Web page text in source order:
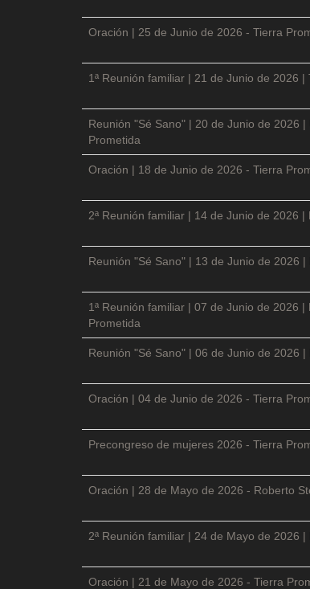
Oración | 25 de Junio de 2026 - Tierra
1ª Reunión familiar | 21 de Junio de 2026
Reunión "Sé Sano" | 20 de Junio de 2026
Prometida
Oración | 18 de Junio de 2026 - Tierra
2ª Reunión familiar | 14 de Junio de 2026
Reunión "Sé Sano" | 13 de Junio de 2026
1ª Reunión familiar | 07 de Junio de 2026
Prometida
Reunión "Sé Sano" | 06 de Junio de 2026
Oración | 04 de Junio de 2026 - Tierra
Precongreso de mujeres 2026 - Tierra
Oración | 28 de Mayo de 2026 - Roberto
2ª Reunión familiar | 24 de Mayo de 2026
Oración | 21 de Mayo de 2026 - Tierra